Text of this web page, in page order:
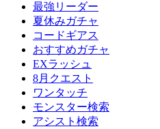
最強リーダー
夏休みガチャ
コードギアス
おすすめガチャ
EXラッシュ
8月クエスト
ワンタッチ
モンスター検索
アシスト検索